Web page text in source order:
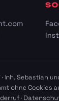
· Inh. Sebastian
ohne Cookies
·